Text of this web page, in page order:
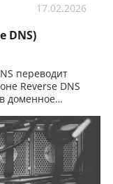
17.02.2026
DNS)
переводит
Reverse DNS
доменное